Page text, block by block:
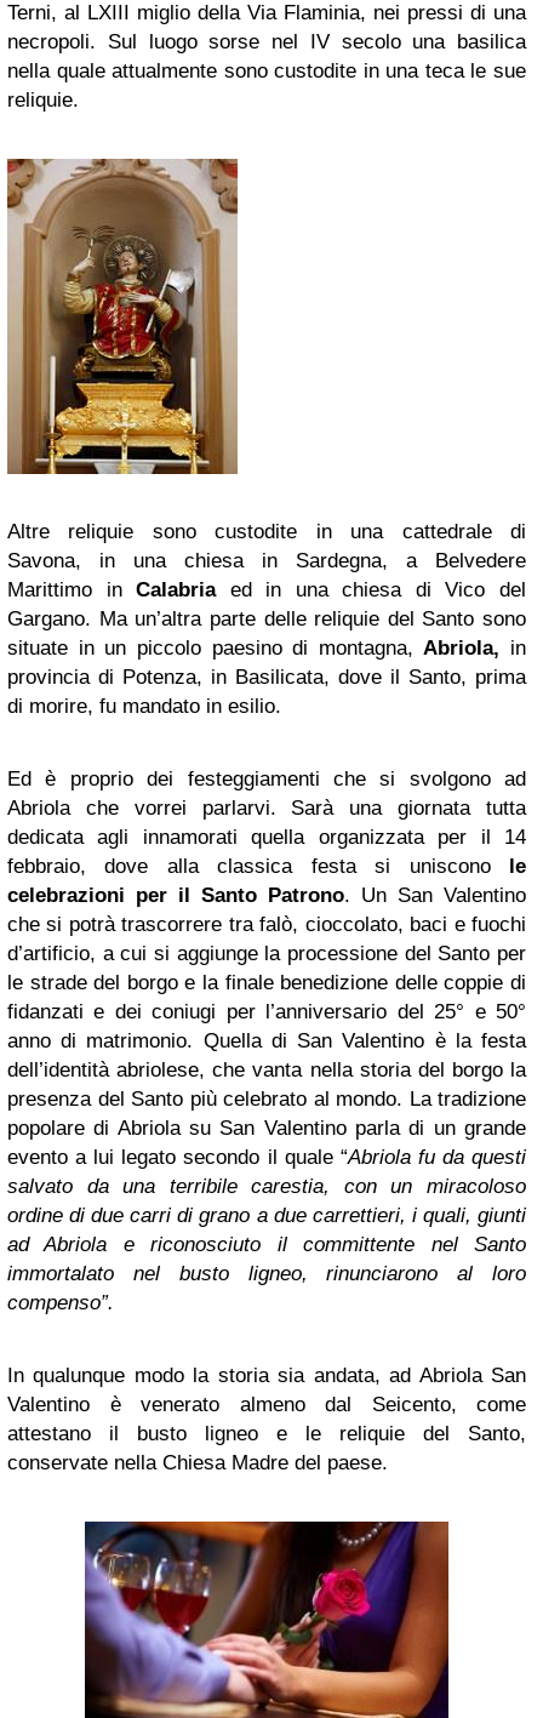
Terni, al LXIII miglio della Via Flaminia, nei pressi di una
necropoli. Sul luogo sorse nel IV secolo una basilica
nella quale attualmente sono custodite in una teca le sue
reliquie.
Altre reliquie sono custodite in una cattedrale di
Savona, in una chiesa in Sardegna, a Belvedere
Marittimo inCalabriaed in una chiesa di Vico del
Gargano. Ma un’altra parte delle reliquie del Santo sono
situate in un piccolo paesino di montagna,Abriola, in
provincia di Potenza, in Basilicata, dove il Santo, prima
di morire, fu mandato in esilio.
Ed è proprio dei festeggiamenti che si svolgono ad
Abriola che vorrei parlarvi. Sarà una giornata tutta
dedicata agli innamorati quella organizzata per il 14
febbraio, dove alla classica festa si uniscono le
celebrazioni per il Santo Patrono. Un San Valentino
che si potrà trascorrere tra falò, cioccolato, baci e fuochi
d’artificio, a cui si aggiunge la processione del Santo per
le strade del borgo e la finale benedizione delle coppie di
fidanzati e dei coniugi per l’anniversario del 25° e 50°
anno di matrimonio. Quella di San Valentino è la festa
dell’identità abriolese, che vanta nella storia del borgo la
presenza del Santo più celebrato al mondo. La tradizione
popolare di Abriola su San Valentino parla di un grande
evento a lui legato secondo il quale “Abriola fu da questi
salvato da una terribile carestia, con un miracoloso
ordine di due carri di grano a due carrettieri, i quali, giunti
ad Abriola e riconosciuto il committente nel Santo
immortalato nel busto ligneo, rinunciarono al loro
compenso”.
In qualunque modo la storia sia andata, ad Abriola San
Valentino è venerato almeno dal Seicento, come
attestano il busto ligneo e le reliquie del Santo,
conservate nella Chiesa Madre del paese.